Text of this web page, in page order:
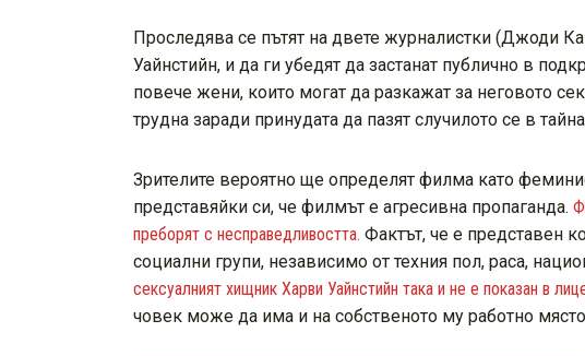
Проследява се пътят на двете журналистки (Джоди
Уайнстийн, и да ги убедят да застанат публично в
повече жени, които могат да разкажат за неговото
трудна заради принудата да пазят случилото се в
Зрителите вероятно ще определят филма като
представяйки си, че филмът е агресивна пропаганда.
преборят с несправедливостта. Фактът, че е представен
социални групи, независимо от техния пол, раса,
сексуалният хищник Харви Уайнстийн така и не е показан в
човек може да има и на собственото му работно